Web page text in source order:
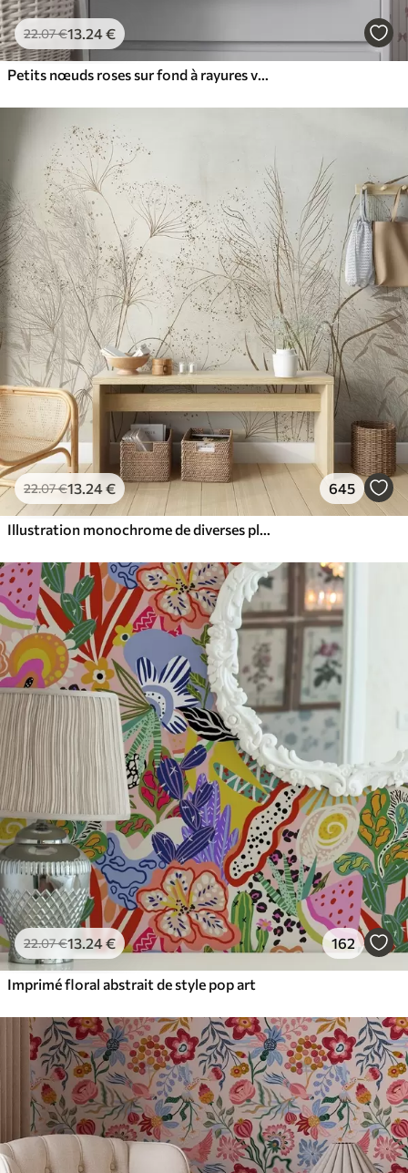
22.07€13.24€
Petits nœuds roses sur fond à rayures verticales
22.07€13.24€ 645
Illustration monochrome de diverses plantes et épillets de couleur beige, avec des lignes et des textures délicates et ondulantes
22.07€13.24€ 162
Imprimé floral abstrait de style pop art